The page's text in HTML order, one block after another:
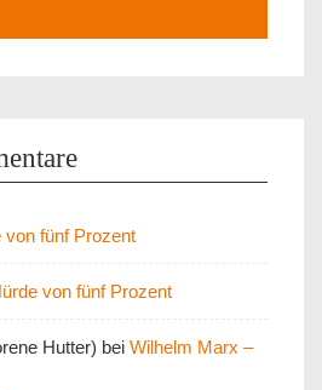
von fünf Prozent
von fünf Prozent
Hutter) bei Wilhelm Marx –